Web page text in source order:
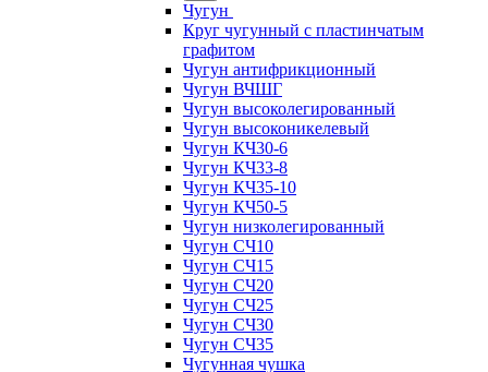
Чугун
Круг чугунный с пластинчатым
графитом
Чугун антифрикционный
Чугун ВЧШГ
Чугун высоколегированный
Чугун высоконикелевый
Чугун КЧ30-6
Чугун КЧ33-8
Чугун КЧ35-10
Чугун КЧ50-5
Чугун низколегированный
Чугун СЧ10
Чугун СЧ15
Чугун СЧ20
Чугун СЧ25
Чугун СЧ30
Чугун СЧ35
Чугунная чушка